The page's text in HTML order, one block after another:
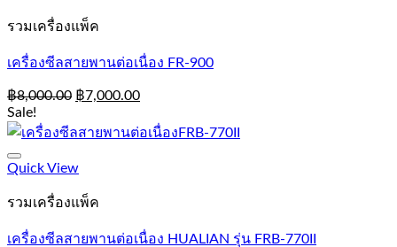
รวมเครื่องแพ็ค
เครื่องซีลสายพานต่อเนื่อง FR-900
฿8,000.00 ฿7,000.00
Sale!
Quick View
รวมเครื่องแพ็ค
เครื่องซีลสายพานต่อเนื่อง HUALIAN รุ่น FRB-770II